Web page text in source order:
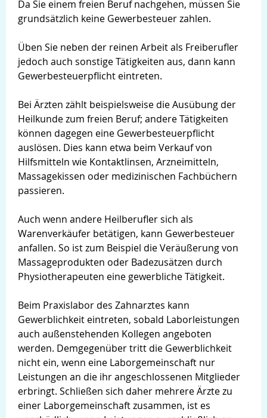
Da Sie einem freien Beruf nachgehen, müssen Sie
grundsätzlich keine Gewerbesteuer zahlen.
Üben Sie neben der reinen Arbeit als Freiberufler
jedoch auch sonstige Tätigkeiten aus, dann kann
Gewerbesteuerpflicht eintreten.
Bei Ärzten zählt beispielsweise die Ausübung der
Heilkunde zum freien Beruf; andere Tätigkeiten
können dagegen eine Gewerbesteuerpflicht
auslösen. Dies kann etwa beim Verkauf von
Hilfsmitteln wie Kontaktlinsen, Arzneimitteln,
Massagekissen oder medizinischen Fachbüchern
passieren.
Auch wenn andere Heilberufler sich als
Warenverkäufer betätigen, kann Gewerbesteuer
anfallen. So ist zum Beispiel die Veräußerung von
Massageprodukten oder Badezusätzen durch
Physiotherapeuten eine gewerbliche Tätigkeit.
Beim Praxislabor des Zahnarztes kann
Gewerblichkeit eintreten, sobald Laborleistungen
auch außenstehenden Kollegen angeboten
werden. Demgegenüber tritt die Gewerblichkeit
nicht ein, wenn eine Laborgemeinschaft nur
Leistungen an die ihr angeschlossenen Mitglieder
erbringt. Schließen sich daher mehrere Ärzte zu
einer Laborgemeinschaft zusammen, ist es
Suche